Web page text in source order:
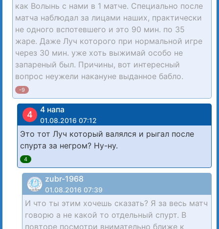
как Волынь с нами в 1 матче. Специально после
матча наблюдал за лицами наших, практически
не одного вспотевшего и это 90 мин. по 35
жаре. Даже Луч которого при нормальной игре
через 30 мин. уже хоть выжимай особо не
запареный был. Причины, вот интересный
вопрос неужели накануне выданное бабло.
-9
4 4 напа
01.08.2016 07:12
Это тот Луч который валялся и рыгал после
спурта за негром? Ну-ну.
4
zubr-1968
01.08.2016 07:39
И что ты этим хочешь сказать? Я за весь матч
говорю а не какой то отдельный спурт. В
повторе посмотри внимательно ближе к